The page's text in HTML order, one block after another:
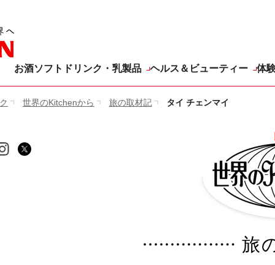
お酒ソフトドリンク・乳製品 ヘルス＆ビューティー 体
世界のKitchenから 旅の取材記 タイ チェンマイ
旅